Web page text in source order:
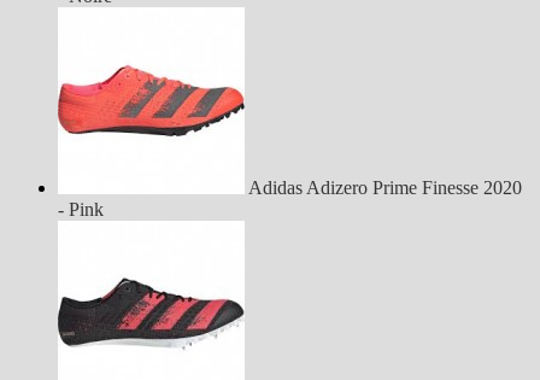
Adidas Adizero Prime Finesse 2020
- Pink